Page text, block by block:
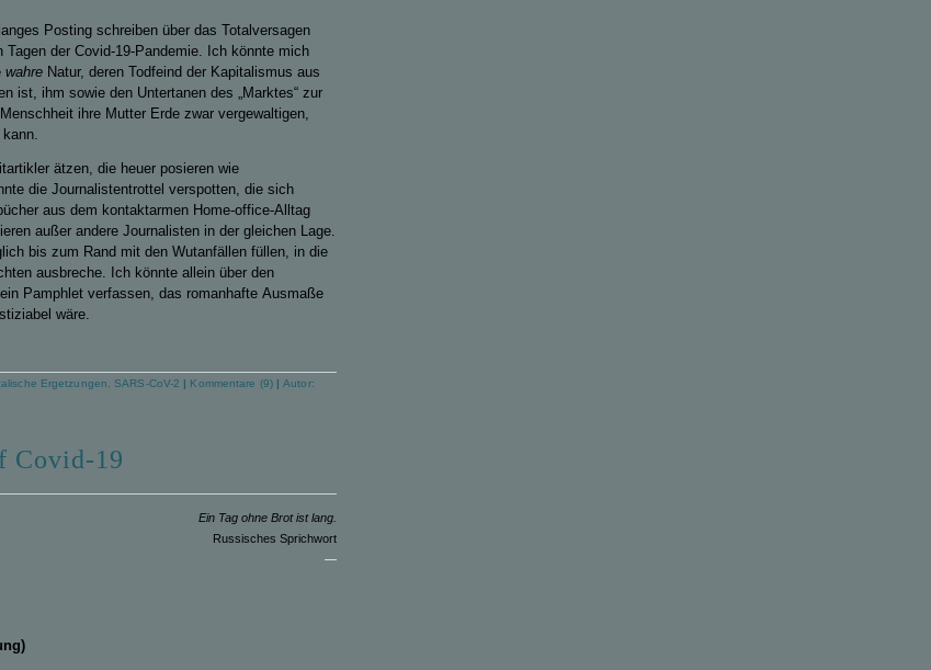
Posting schreiben über das Totalversagen
Tagen der Covid-19-Pandemie. Ich könnte mich
wahre Natur, deren Todfeind der Kapitalismus aus
ist, ihm sowie den Untertanen des „Marktes“ zur
ihre Mutter Erde zwar vergewaltigen,
kann.
ätzen, die heuer posieren wie
die Journalistentrottel verspotten, die sich
aus dem kontaktarmen Home-office-Alltag
außer andere Journalisten in der gleichen Lage.
bis zum Rand mit den Wutanfällen füllen, in die
ausbreche. Ich könnte allein über den
Pamphlet verfassen, das romanhafte Ausmaße
wäre.
Ergetzungen ,SARS-CoV-2 | Kommentare (9)|Autor:
Covid-19
Ein Tag ohne Brot ist lang.
Russisches Sprichwort
—